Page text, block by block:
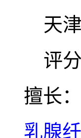
天
评分
擅长
乳腺